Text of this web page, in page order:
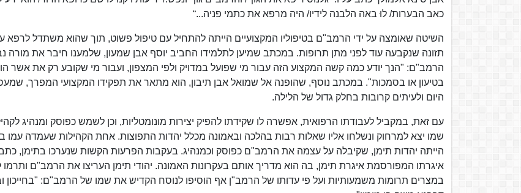
כאב הבערות/ לוּ באה הלבנה לידיו/ היה מרפא את כתמי פניה...“
השיטה שאומצה על ידי הרמב"ם בטיפוליו המקצועיים הייתה להתחיל עם טיפול פשוט, תוך שהוא משתדל לרפא על
תזונה שנקבעה עוד לפני מתן תרופות. במכתב שמיען לתלמידו החביב יוסף אבן שמעון, שלמענו חיבר את מורה
הרמב"ם: "הנך יודע כמה קשה המקצוע הזה עבור מי שפועל במדויק ולפי המצפון, ועבור מי שקובע רק את אשר
בטיעון או בסמכות". במכתב נוסף, שהופנה אל שמואל אבן תיבון, הוא מתאר את תפקידו המקצועי המפרך,
היום ולעיתים קרובות בחלק גדול של הלילה.
עם זאת, במקביל לעבודתו הרפואית, אפשרה לו שקידתו להפיק יצירות מונומטליות, וכן לשמש כפוסק ומנהיג
שמו יצא למרחוק ונשלחו אליו שאלות רבות בהלכה ובאמונה מכלל יהדות התפוצות. אחת הקהילות שעמדה עמו
הייתה יהדות תימן, שקיבלה על עצמה את הרמב"ם כפוסק וכמנהיג. בעקבות הפרעות הקשות שנערכו בתימן,
איגרתו המפורסמת איגרת תימן, בה הוא מדריך אותם בעקרונות האמונה. יהודי תימן העריצו את הרמב"ם ותרמו
במצרים תרומות משמעותיות ועל פי עדותו של הרמב"ן אף הוסיפו לנוסח הקדיש את שמו של הרמב"ם: "בחייכון